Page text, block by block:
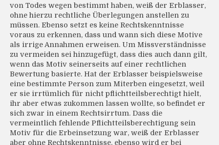
von Todes wegen bestimmt haben, weiß der Erblasser,
ohne hierzu rechtliche Überlegungen anstellen zu
müssen. Ebenso setzt es keine Rechtskenntnisse
voraus zu erkennen, dass und wann sich diese Motive
als irrige Annahmen erweisen. Um Missverständnisse
zu vermeiden sei hinzugefügt, dass dies auch dann gilt,
wenn das Motiv seinerseits auf einer rechtlichen
Bewertung basierte. Hat der Erblasser beispielsweise
eine bestimmte Person zum Miterben eingesetzt, weil
er sie irrtümlich für nicht pflichtteilsberechtigt hielt,
ihr aber etwas zukommen lassen wollte, so befindet er
sich zwar in einem Rechtsirrtum. Dass die
vermeintlich fehlende Pflichtteilsberechtigung sein
Motiv für die Erbeinsetzung war, weiß der Erblasser
aber ohne Rechtskenntnisse, ebenso wird er bei